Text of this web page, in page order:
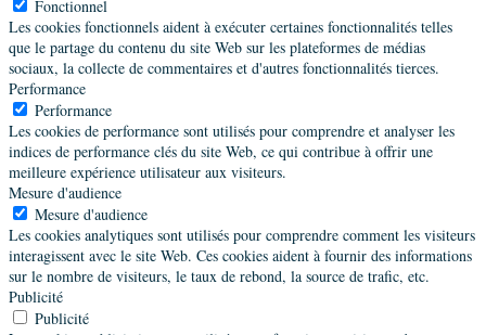
Fonctionnel
Les cookies fonctionnels aident à exécuter certaines fonctionnalités telles
que le partage du contenu du site Web sur les plateformes de médias
sociaux, la collecte de commentaires et d'autres fonctionnalités tierces.
Performance
Performance
Les cookies de performance sont utilisés pour comprendre et analyser les
indices de performance clés du site Web, ce qui contribue à offrir une
meilleure expérience utilisateur aux visiteurs.
Mesure d'audience
Mesure d'audience
Les cookies analytiques sont utilisés pour comprendre comment les visiteurs
interagissent avec le site Web. Ces cookies aident à fournir des informations
sur le nombre de visiteurs, le taux de rebond, la source de trafic, etc.
Publicité
Publicité